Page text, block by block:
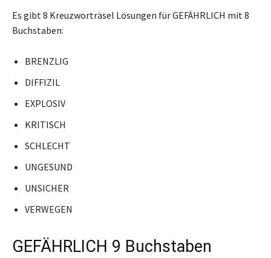
Es gibt 8 Kreuzworträsel Lösungen für GEFÄHRLICH mit 8
Buchstaben:
BRENZLIG
DIFFIZIL
EXPLOSIV
KRITISCH
SCHLECHT
UNGESUND
UNSICHER
VERWEGEN
GEFÄHRLICH 9 Buchstaben